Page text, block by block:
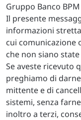
Gruppo Banco
Il presente
informazioni
cui comunicazione
che non siano
Se aveste ricevuto
preghiamo di
mittente e di
sistemi, senza
inoltro a terzi,